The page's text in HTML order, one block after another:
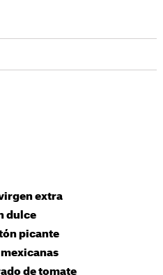
extra
dulce
picante
mexicanas
de tomate